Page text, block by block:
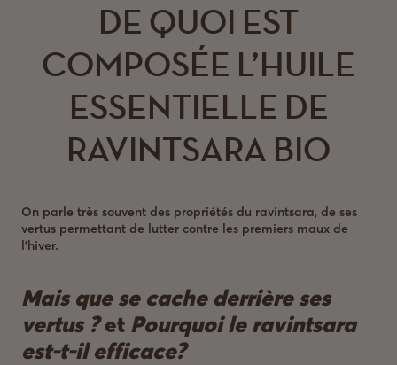
DE QUOI EST
COMPOSÉE L’HUILE
ESSENTIELLE DE
RAVINTSARA BIO
On parle très souvent des propriétés du ravintsara, de ses
vertus permettant de lutter contre les premiers maux de
l’hiver.
Mais que se cache derrière ses
vertus ?et Pourquoi le ravintsara
est-t-il efficace?